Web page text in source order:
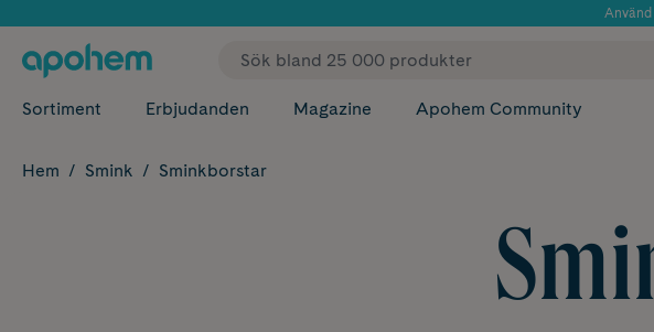
Använd
✓ Fri frakt
Sortiment Erbjudanden Magazine Apohem Community
Hem Smink Sminkborstar